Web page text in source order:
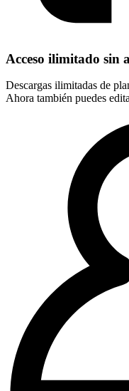
Acceso ilimitado sin
Descargas ilimitadas de
Ahora también puedes